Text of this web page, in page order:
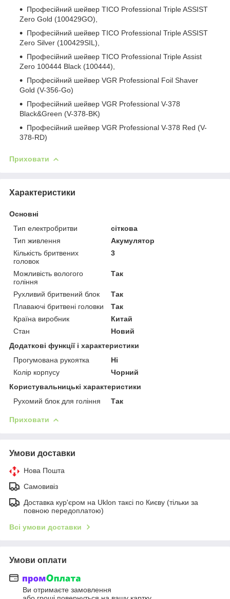
Професійний шейвер TICO Professional Triple ASSIST
Zero Gold (100429GO),
Професійний шейвер TICO Professional Triple ASSIST
Zero Silver (100429SIL),
Професійний шейвер TICO Professional Triple Assist
Zero 100444 Black (100444),
Професійний шейвер VGR Professional Foil Shaver
Gold (V-356-Go)
Професійний шейвер VGR Professional V-378
Black&Green (V-378-BK)
Професійний шейвер VGR Professional V-378 Red (V-
378-RD)
Приховати
Характеристики
Основні
Тип електробритви
сіткова
Тип живлення
Акумулятор
Кількість бритвених
головок
3
Можливість вологого
гоління
Так
Рухливий бритвений блок
Так
Плаваючі бритвені головки
Так
Країна виробник
Китай
Стан
Новий
Додаткові функції і характеристики
Прогумована рукоятка
Ні
Колір корпусу
Чорний
Користувальницькі характеристики
Рухомий блок для гоління
Так
Приховати
Умови доставки
Нова Пошта
Самовивіз
Доставка кур'єром на Uklon таксі по Києву (тільки за
повною передоплатою)
Всі умови доставки
Умови оплати
Ви отримаєте замовлення